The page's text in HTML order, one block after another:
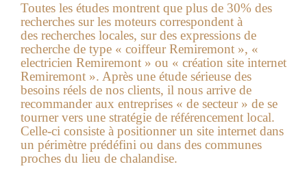
Toutes les études montrent que plus de 30% des
recherches sur les moteurs correspondent à
des recherches locales, sur des expressions de
recherche de type « coiffeur Remiremont », «
electricien Remiremont » ou « création site internet
Remiremont ». Après une étude sérieuse des
besoins réels de nos clients, il nous arrive de
recommander aux entreprises « de secteur » de se
tourner vers une stratégie de référencement local.
Celle-ci consiste à positionner un site internet dans
un périmètre prédéfini ou dans des communes
proches du lieu de chalandise.